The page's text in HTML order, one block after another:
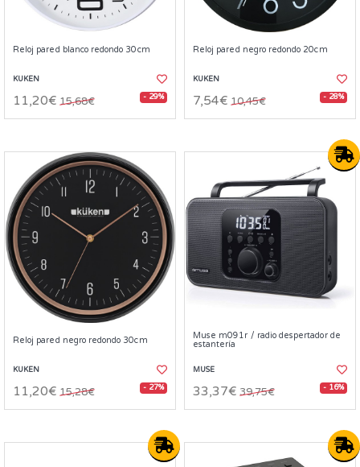
Reloj pared blanco redondo 30cm
KUKEN
11,20€ 15,68€ - 29%
Reloj pared negro redondo 20cm
KUKEN
7,54€ 10,45€ - 28%
Reloj pared negro redondo 30cm
KUKEN
11,20€ 15,28€ - 27%
Muse m091r / radio despertador de
estantería
MUSE
33,37€ 39,75€ - 16%